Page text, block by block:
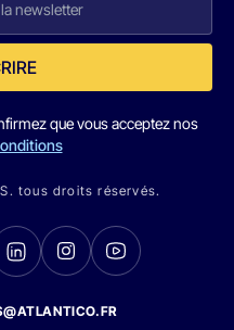
que vous acceptez nos
tous droits réservés.